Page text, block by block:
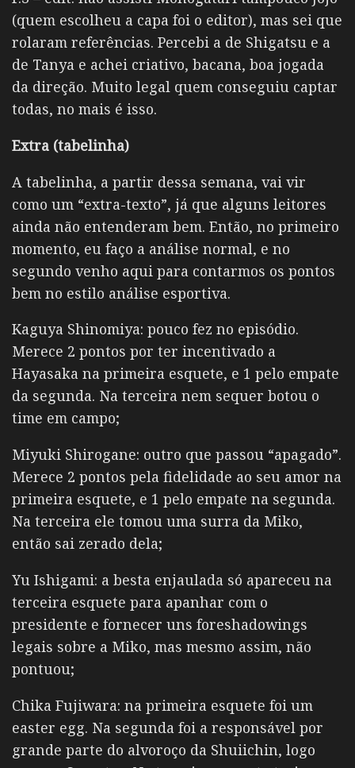
(quem escolheu a capa foi o editor), mas sei que
rolaram referências. Percebi a de Shigatsu e a
de Tanya e achei criativo, bacana, boa jogada
da direção. Muito legal quem conseguiu captar
todas, no mais é isso.
Extra (tabelinha)
A tabelinha, a partir dessa semana, vai vir
como um “extra-texto”, já que alguns leitores
ainda não entenderam bem. Então, no primeiro
momento, eu faço a análise normal, e no
segundo venho aqui para contarmos os pontos
bem no estilo análise esportiva.
Kaguya Shinomiya: pouco fez no episódio.
Merece 2 pontos por ter incentivado a
Hayasaka na primeira esquete, e 1 pelo empate
da segunda. Na terceira nem sequer botou o
time em campo;
Miyuki Shirogane: outro que passou “apagado”.
Merece 2 pontos pela fidelidade ao seu amor na
primeira esquete, e 1 pelo empate na segunda.
Na terceira ele tomou uma surra da Miko,
então sai zerado dela;
Yu Ishigami: a besta enjaulada só apareceu na
terceira esquete para apanhar com o
presidente e fornecer uns foreshadowings
legais sobre a Miko, mas mesmo assim, não
pontuou;
Chika Fujiwara: na primeira esquete foi um
easter egg. Na segunda foi a responsável por
grande parte do alvoroço da Shuiichin, logo